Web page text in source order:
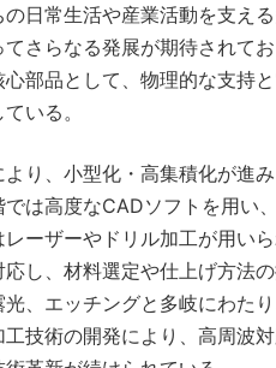
日常生活や産業活動を支え
さらなる発展が期待されて
部品として、物理的な支持
いる。
り、小型化・高集積化が進
は高度なCADソフトを用い
ーザーやドリル加工が用い
し、材料選定や仕上げ方法
、エッチングと多岐にわた
技術の開発により、高周波